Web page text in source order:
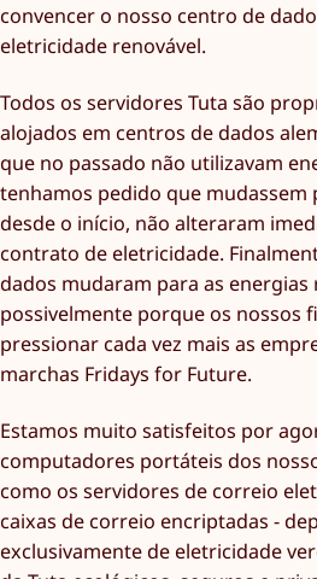
convencer o nosso centro de
eletricidade renovável.
Todos os servidores Tuta são
alojados em centros de dados
que no passado não utilizavam
tenhamos pedido que mudassem
desde o início, não alteraram
contrato de eletricidade.
dados mudaram para as energias
possivelmente porque os nossos
pressionar cada vez mais as
marchas Fridays for Future.
Estamos muito satisfeitos por
computadores portáteis dos
como os servidores de correio
caixas de correio encriptadas -
exclusivamente de eletricidade